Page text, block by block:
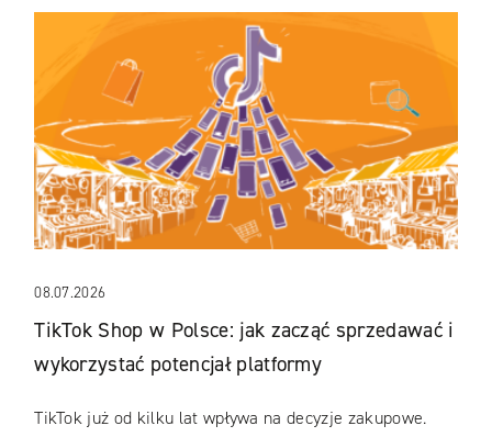
08.07.2026
TikTok Shop w Polsce: jak zacząć sprzedawać i
wykorzystać potencjał platformy
TikTok już od kilku lat wpływa na decyzje zakupowe.